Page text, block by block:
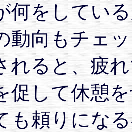
何をしてい
動向もチェ
れると、疲
促して休憩
も頼りにな